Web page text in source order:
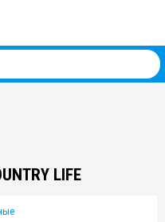
LIFE